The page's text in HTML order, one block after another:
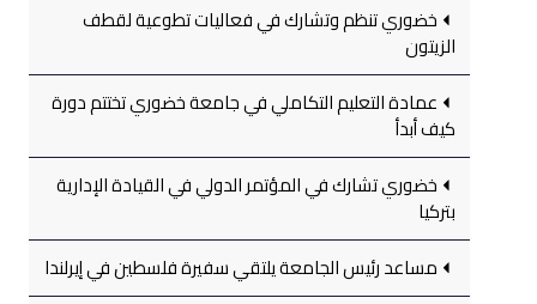
خضوري تنظم وتشارك في فعاليات تطوعية لقطف
الزيتون
عمادة التعليم التكاملي في جامعة خضوري تختتم دورة
كيف أبدأ
خضوري تشارك في المؤتمر الدولي في القيادة الإدارية
بتركيا
مساعد رئيس الجامعة يلتقي سفيرة فلسطين في إيرلندا